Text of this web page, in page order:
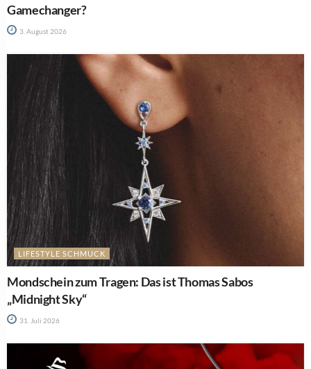
Gamechanger?
3. August 2026
LIFESTYLE SCHMUCK
Mondschein zum Tragen: Das ist Thomas Sabos
„Midnight Sky“
31. Juli 2026